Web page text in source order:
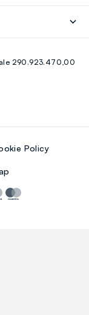
290.923.470,00
Policy